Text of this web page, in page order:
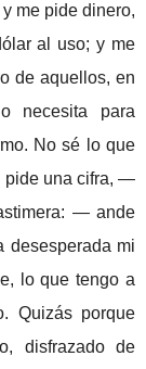
me pide dinero,
al uso; y me
de aquellos, en
necesita para
No sé lo que
pide una cifra, —
— ande
desesperada mi
lo que tengo a
Quizás porque
disfrazado de